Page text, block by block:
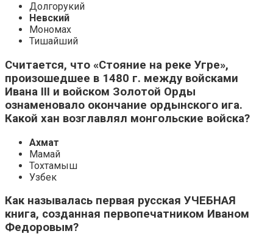
Долгорукий
Невский
Мономах
Тишайший
Считается, что «Cтояние на реке Угре»,
произошедшее в 1480 г. между войсками
Ивана III и войском Золотой Орды
ознаменовало окончание ордынского ига.
Какой хан возглавлял монгольские войска?
Ахмат
Мамай
Тохтамыш
Узбек
Как называлась первая русская УЧЕБНАЯ
книга, созданная первопечатником Иваном
Федоровым?